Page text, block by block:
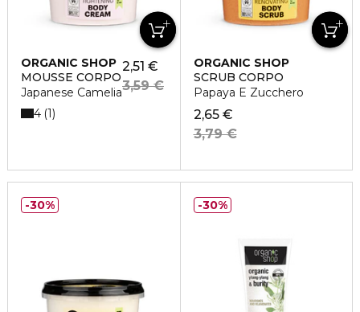
ORGANIC SHOP
MOUSSE CORPO
Japanese Camelia
2,51 €
3,59 €
4 1
ORGANIC SHOP
SCRUB CORPO
Papaya E Zucchero
2,65 €
3,79 €
30% 30%